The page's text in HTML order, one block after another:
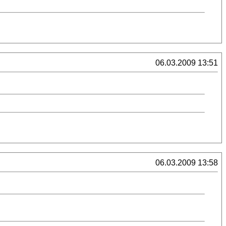
06.03.2009 13:51
06.03.2009 13:58